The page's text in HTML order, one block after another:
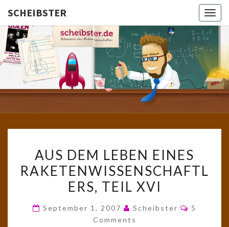
SCHEIBSTER
Gutbürgerliche
Reime Und
Mehr! In
Blogform.
School!
DEM
LEBEN
EINES
TEIL
AUS DEM LEBEN EINES
RAKETENWISSENSCHAFTL
ERS, TEIL XVI
September 1, 2007 Scheibster
5
Comments